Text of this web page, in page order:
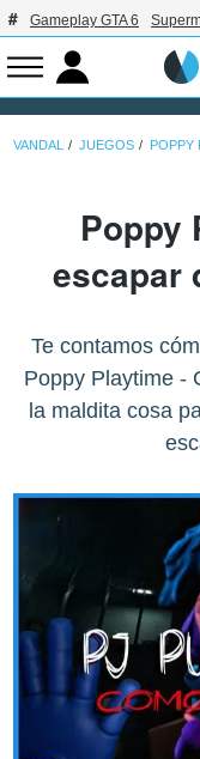
Gameplay GTA 6
VANDAL JUEGOS POPPY
Poppy
escapar
Te contamos
Poppy Playtime -
la maldita cosa